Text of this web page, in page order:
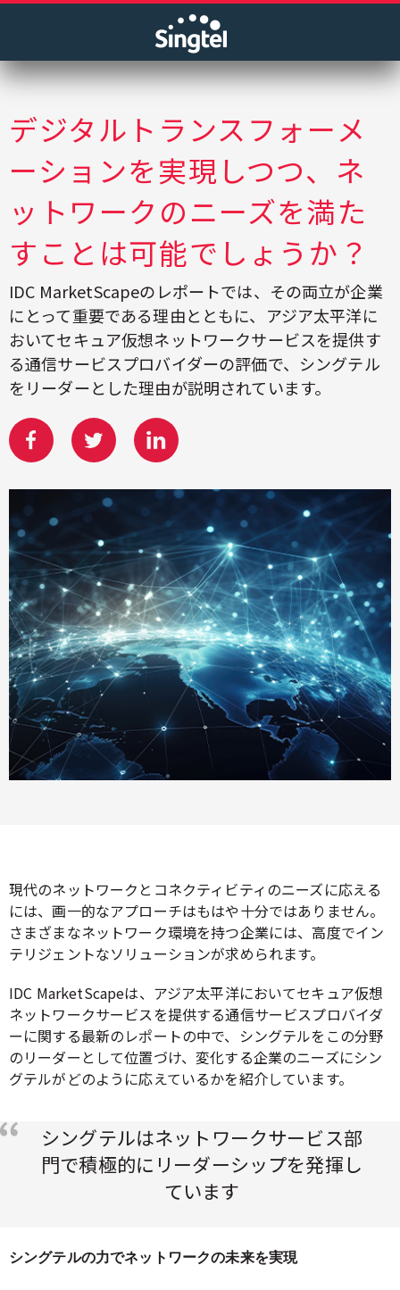
デジタルトランスフォーメ
ーションを実現しつつ、ネ
ットワークのニーズを満た
すことは可能でしょうか？
IDC MarketScapeのレポートでは、その両立が企業
にとって重要である理由とともに、アジア太平洋に
おいてセキュア仮想ネットワークサービスを提供す
る通信サービスプロバイダーの評価で、シングテル
をリーダーとした理由が説明されています。
現代のネットワークとコネクティビティのニーズに応える
には、画一的なアプローチはもはや十分ではありません。
さまざまなネットワーク環境を持つ企業には、高度でイン
テリジェントなソリューションが求められます。
IDC MarketScapeは、アジア太平洋においてセキュア仮想
ネットワークサービスを提供する通信サービスプロバイダ
ーに関する最新のレポートの中で、シングテルをこの分野
のリーダーとして位置づけ、変化する企業のニーズにシン
グテルがどのように応えているかを紹介しています。
シングテルはネットワークサービス部
門で積極的にリーダーシップを発揮し
ています
シングテルの力でネットワークの未来を実現